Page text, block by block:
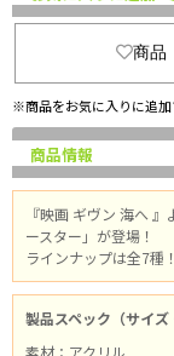
商品
※商品をお気に入りに追加
商品情報
『映画 ギヴン 海へ
ースター」が登場！
ラインナップは全7種
製品スペック（サイズ
素材：アクリル